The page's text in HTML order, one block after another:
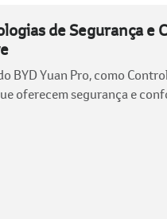
de Segurança e
BYD Yuan Pro, como
oferecem segurança e